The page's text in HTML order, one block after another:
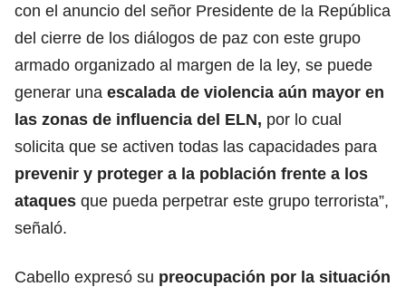
con el anuncio del señor Presidente de la República
del cierre de los diálogos de paz con este grupo
armado organizado al margen de la ley, se puede
generar una escalada de violencia aún mayor en
las zonas de influencia del ELN, por lo cual
solicita que se activen todas las capacidades para
prevenir y proteger a la población frente a los
ataques que pueda perpetrar este grupo terrorista”,
señaló.
Cabello expresó su preocupación por la situación